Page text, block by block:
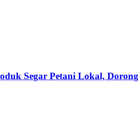
Segar Petani Lokal,